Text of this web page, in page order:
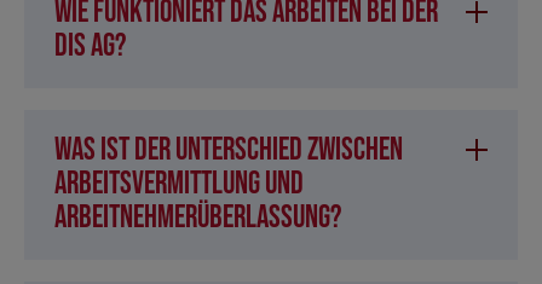
Wie funktioniert das Arbeiten bei der
DIS AG?
Was ist der Unterschied zwischen
Arbeitsvermittlung und
Arbeitnehmerüberlassung?